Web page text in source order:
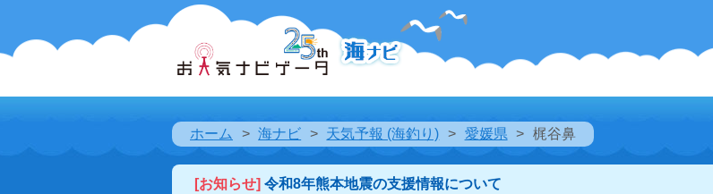
ホーム 海ナビ 天気予報 (海釣り) 愛媛県 梶谷鼻
[お知らせ] 令和8年熊本地震の支援情報について